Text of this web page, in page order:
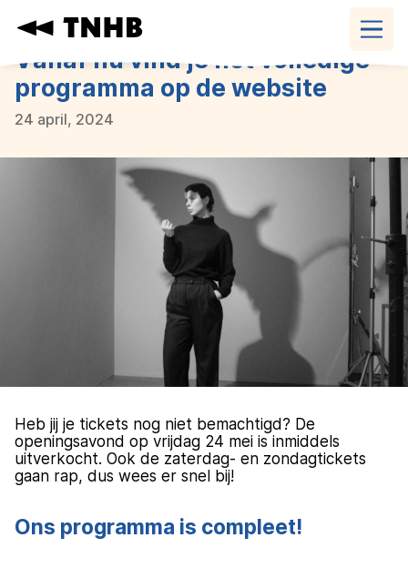
Navigatie
Vanaf nu vind je het volledige
programma op de website
24 april, 2024
Heb jij je tickets nog niet bemachtigd? De
openingsavond op vrijdag 24 mei is inmiddels
uitverkocht. Ook de zaterdag- en zondagtickets
gaan rap, dus wees er snel bij!
Ons programma is compleet!